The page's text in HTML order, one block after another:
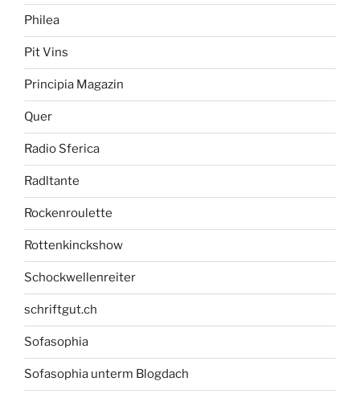
Philea
Pit Vins
Principia Magazin
Quer
Radio Sferica
Radltante
Rockenroulette
Rottenkinckshow
Schockwellenreiter
schriftgut.ch
Sofasophia
Sofasophia unterm Blogdach